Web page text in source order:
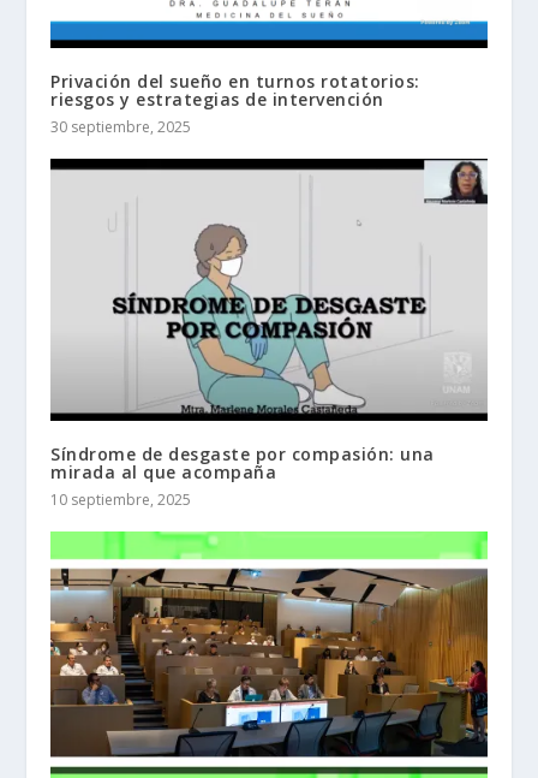
Privación del sueño en turnos rotatorios:
riesgos y estrategias de intervención
30 septiembre, 2025
Síndrome de desgaste por compasión: una
mirada al que acompaña
10 septiembre, 2025